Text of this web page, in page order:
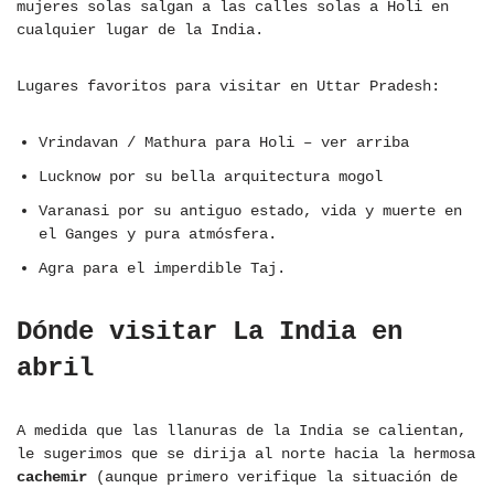
mujeres solas salgan a las calles solas a Holi en
cualquier lugar de la India.
Lugares favoritos para visitar en Uttar Pradesh:
Vrindavan / Mathura para Holi – ver arriba
Lucknow por su bella arquitectura mogol
Varanasi por su antiguo estado, vida y muerte en
el Ganges y pura atmósfera.
Agra para el imperdible Taj.
Dónde visitar La India en
abril
A medida que las llanuras de la India se calientan,
le sugerimos que se dirija al norte hacia la hermosa
cachemir (aunque primero verifique la situación de